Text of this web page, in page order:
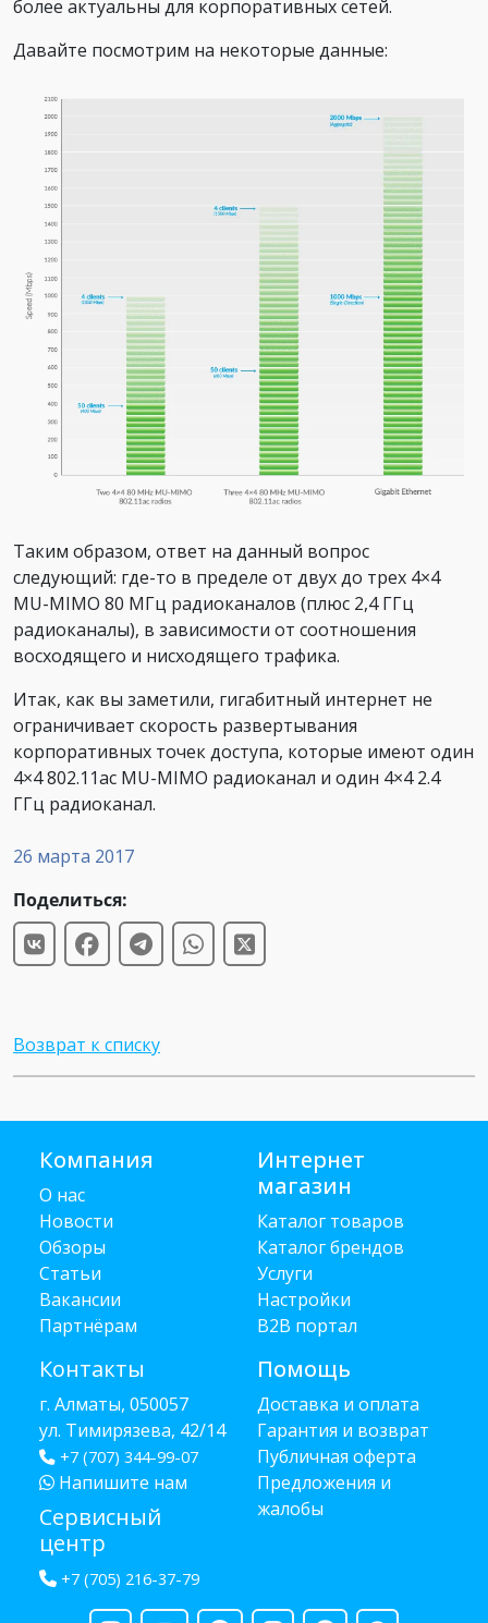
26 марта 2017
Поделиться:
более актуальны для корпоративных сетей.
Давайте посмотрим на некоторые данные:
Таким образом, ответ на данный вопрос
следующий: где-то в пределе от двух до трех 4×4
MU-MIMO 80 МГц радиоканалов (плюс 2,4 ГГц
радиоканалы), в зависимости от соотношения
восходящего и нисходящего трафика.
Итак, как вы заметили, гигабитный интернет не
ограничивает скорость развертывания
корпоративных точек доступа, которые имеют один
4×4 802.11ac MU-MIMO радиоканал и один 4×4 2.4
ГГц радиоканал.
Возврат к списку
Компания
О нас
Новости
Обзоры
Статьи
Вакансии
Партнёрам
Контакты
г. Алматы, 050057
ул. Тимирязева, 42/14
+7 (707) 344-99-07
Напишите нам
Сервисный
центр
+7 (705) 216-37-79
Интернет
магазин
Каталог товаров
Каталог брендов
Услуги
Настройки
B2B портал
Помощь
Доставка и оплата
Гарантия и возврат
Публичная оферта
Предложения и
жалобы